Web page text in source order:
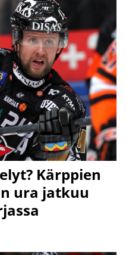
Kärppien
ura jatkuu